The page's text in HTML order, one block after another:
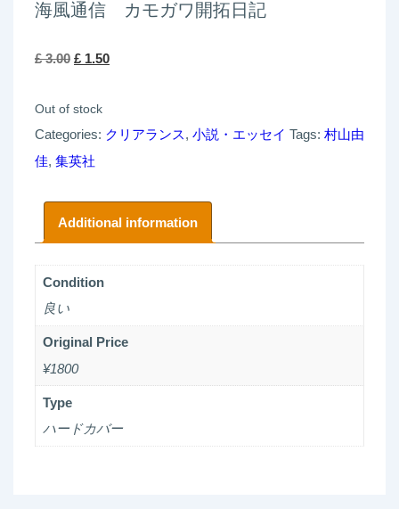
海風通信 カモガワ開拓日記
£3.00 Original
was:
£ 3.00.
£ 1.50Current
£ 1.50.
Out of stock
Categories: クリアランス, 小説・エッセイ Tags: 村山由
佳, 集英社
Additional information
Condition
良い
Original Price
¥1800
Type
ハードカバー